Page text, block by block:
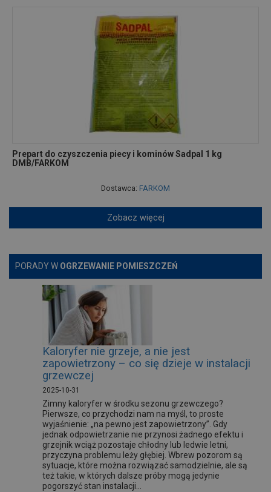
Prepart do czyszczenia piecy i kominów Sadpal 1 kg
DMB/FARKOM
Dostawca: FARKOM
Zobacz więcej
PORADY W OGRZEWANIE POMIESZCZEŃ
Kaloryfer nie grzeje, a nie jest
zapowietrzony – co się dzieje w instalacji
grzewczej
2025-10-31
Zimny kaloryfer w środku sezonu grzewczego?
Pierwsze, co przychodzi nam na myśl, to proste
wyjaśnienie: „na pewno jest zapowietrzony”. Gdy
jednak odpowietrzanie nie przynosi żadnego efektu i
grzejnik wciąż pozostaje chłodny lub ledwie letni,
przyczyna problemu leży głębiej. Wbrew pozorom są
sytuacje, które można rozwiązać samodzielnie, ale są
też takie, w których dalsze próby mogą jedynie
pogorszyć stan instalacji...